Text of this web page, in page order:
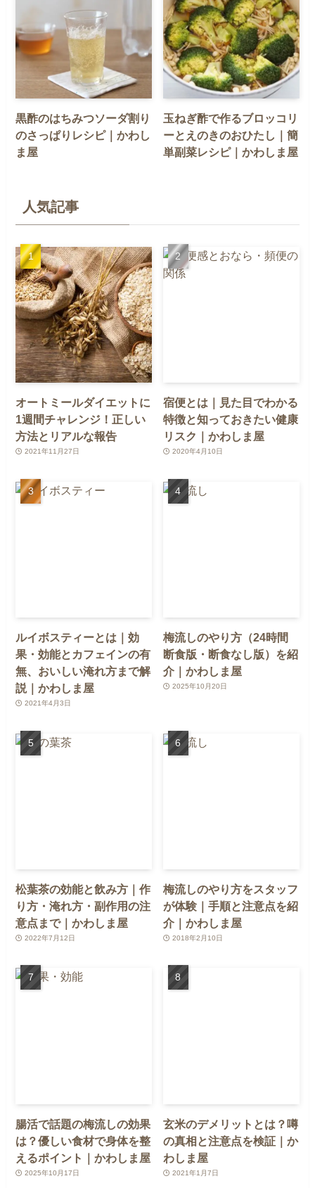
黒酢のはちみつソーダ割り
のさっぱりレシピ｜かわし
ま屋
玉ねぎ酢で作るブロッコリ
ーとえのきのおひたし｜簡
単副菜レシピ｜かわしま屋
人気記事
オートミールダイエットに
1週間チャレンジ！正しい
方法とリアルな報告
2021年11月27日
宿便とは｜見た目でわかる
特徴と知っておきたい健康
リスク｜かわしま屋
2020年4月10日
ルイボスティーとは｜効
果・効能とカフェインの有
無、おいしい淹れ方まで解
説｜かわしま屋
2021年4月3日
梅流しのやり方（24時間
断食版・断食なし版）を紹
介｜かわしま屋
2025年10月20日
松葉茶の効能と飲み方｜作
り方・淹れ方・副作用の注
意点まで｜かわしま屋
2022年7月12日
梅流しのやり方をスタッフ
が体験｜手順と注意点を紹
介｜かわしま屋
2018年2月10日
腸活で話題の梅流しの効果
は？優しい食材で身体を整
えるポイント｜かわしま屋
2025年10月17日
玄米のデメリットとは？噂
の真相と注意点を検証｜か
わしま屋
2021年1月7日